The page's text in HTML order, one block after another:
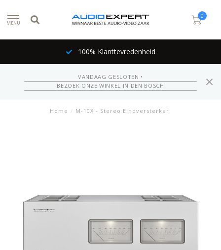
MENU
0
100% Klanttevredenheid
VANDAAG GESLOTEN •
BEZOEK ONZE WINKEL IN DEN BOSCH
Home / M-10X - Stereo Eindversterker